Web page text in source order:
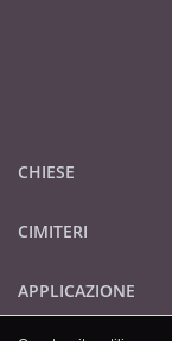
CHIESE
CIMITERI
APPLICAZIONE